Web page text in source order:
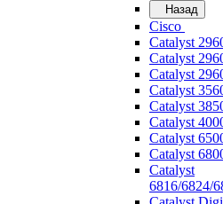
Назад
Cisco
Catalyst
Catalyst
Catalyst
Catalyst
Catalyst
Catalyst
Catalyst
Catalyst
Catalyst
6816/6824/